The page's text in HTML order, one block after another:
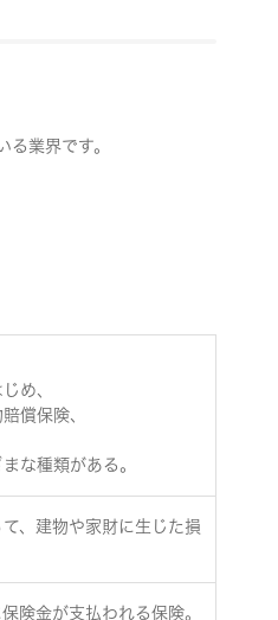
業界です。
め、
償保険、
な種類がある。
、建物や家財に生じた損
険金が支払われる保険。